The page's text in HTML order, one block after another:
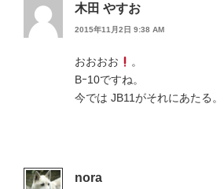
木田 やすお
2015年11月2日 9:38 AM
おおおお
。
Bｰ10ですね。
今では JB11がそれにあたる。
nora